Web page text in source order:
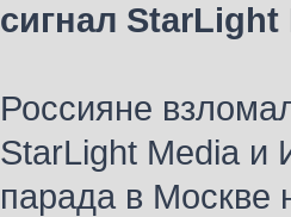
сигнал
Россияне
StarLight Media и
парада в Москве